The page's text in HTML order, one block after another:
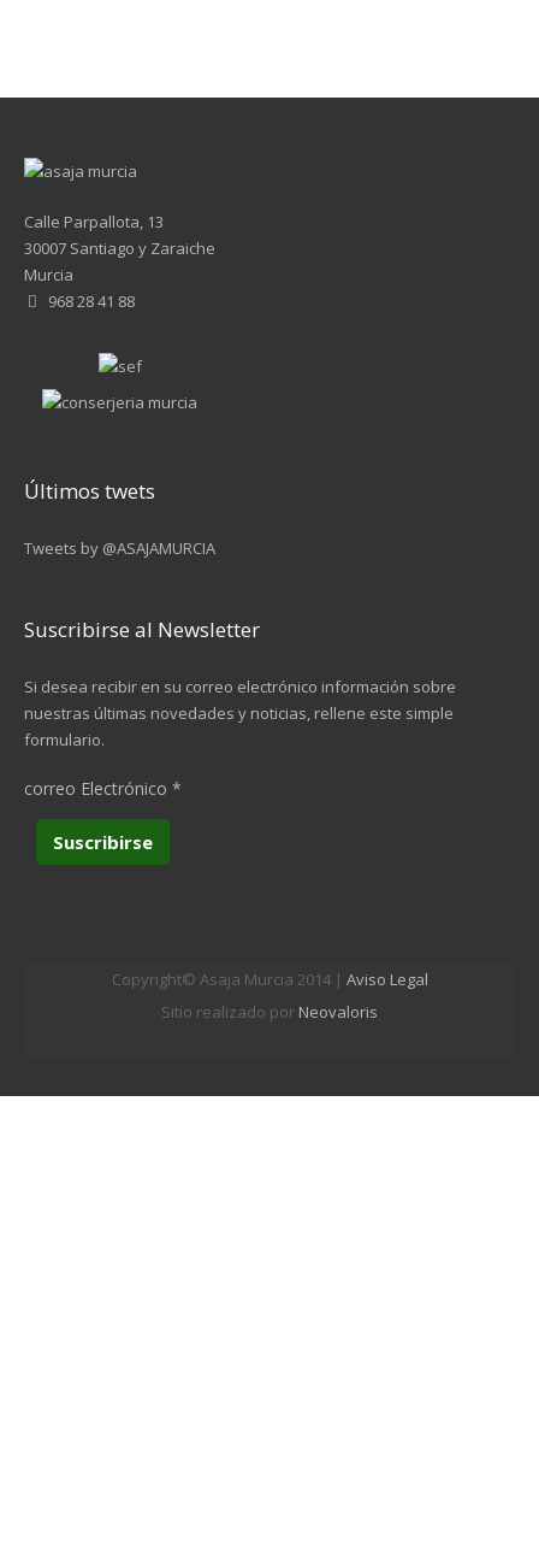
Calle Parpallota, 13
30007 Santiago y Zaraiche
Murcia
968 28 41 88
Últimos twets
Tweets by @ASAJAMURCIA
Suscribirse al Newsletter
Si desea recibir en su correo electrónico información sobre
nuestras últimas novedades y noticias, rellene este simple
formulario.
correo Electrónico *
Copyright© Asaja Murcia 2014 | Aviso Legal
Sitio realizado por Neovaloris